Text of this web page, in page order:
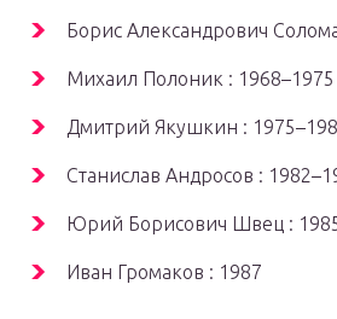
Борис Александрович
Михаил Полоник : 1968–1975
Дмитрий Якушкин :
Станислав Андросов :
Юрий Борисович Швец :
Иван Громаков : 1987